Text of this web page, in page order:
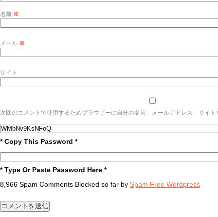
名前 ※
メール ※
サイト
次回のコメントで使用するためブラウザーに自分の名前、メールアドレス、サイト
* Copy This Password *
* Type Or Paste Password Here *
8,966 Spam Comments Blocked so far by Spam Free Wordpress